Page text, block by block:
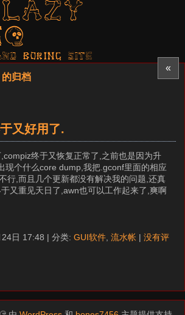
boring SITE
«
归档
又好用了.
终于又恢复正常了,之前也是因为升
现个什么core dump,我把.gconf里面的相应
行,而且几个更新都没有解决我的问题,还真
又重见天日了,awn也可以工作起来了,爽啊
日 17:48 | 分类: GUI软件 流水帐 | 没有评